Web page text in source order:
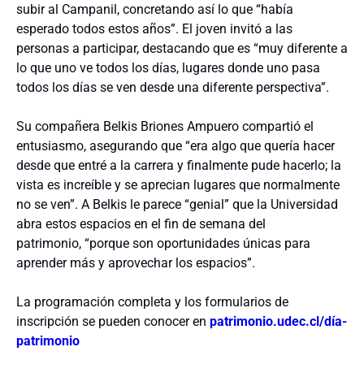
subir al Campanil, concretando así lo que “había
esperado todos estos años”. El joven invitó a las
personas a participar, destacando que es “muy diferente a
lo que uno ve todos los días, lugares donde uno pasa
todos los días se ven desde una diferente perspectiva”.
Su compañera Belkis Briones Ampuero compartió el
entusiasmo, asegurando que “era algo que quería hacer
desde que entré a la carrera y finalmente pude hacerlo; la
vista es increíble y se aprecian lugares que normalmente
no se ven”. A Belkis le parece “genial” que la Universidad
abra estos espacios en el fin de semana del
patrimonio, “porque son oportunidades únicas para
aprender más y aprovechar los espacios”.
La programación completa y los formularios de
inscripción se pueden conocer en patrimonio.udec.cl/día-
patrimonio